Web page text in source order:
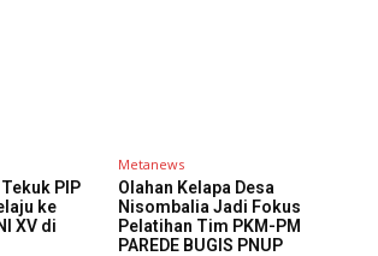
PIP
ke
XV di
Metanews
Olahan Kelapa Desa
Nisombalia Jadi Fokus
Pelatihan Tim PKM-PM
PAREDE BUGIS PNUP